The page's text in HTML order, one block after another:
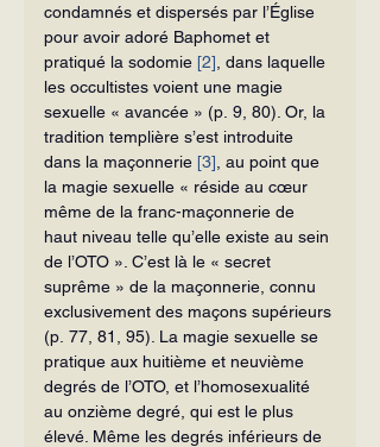
condamnés et dispersés par l’Église
pour avoir adoré Baphomet et
pratiqué la sodomie [2] , dans laquelle
les occultistes voient une magie
sexuelle « avancée » (p. 9, 80). Or, la
tradition templière s’est introduite
dans la maçonnerie [3] , au point que
la magie sexuelle « réside au cœur
même de la franc-maçonnerie de
haut niveau telle qu’elle existe au sein
de l’OTO ». C’est là le « secret
suprême » de la maçonnerie, connu
exclusivement des maçons supérieurs
(p. 77, 81, 95). La magie sexuelle se
pratique aux huitième et neuvième
degrés de l’OTO, et l’homosexualité
au onzième degré, qui est le plus
élevé. Même les degrés inférieurs de